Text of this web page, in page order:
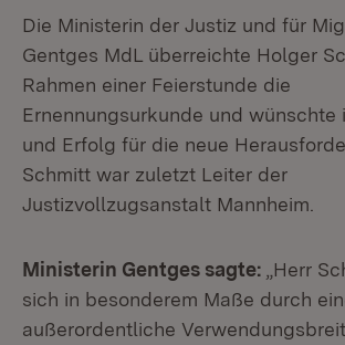
Die Ministerin der Justiz und für
Gentges MdL überreichte Holger
Rahmen einer Feierstunde die
Ernennungsurkunde und wünschte
und Erfolg für die neue
Schmitt war zuletzt Leiter der
Justizvollzugsanstalt Mannheim.
Ministerin Gentges sagte: „Herr
sich in besonderem Maße durch
außerordentliche